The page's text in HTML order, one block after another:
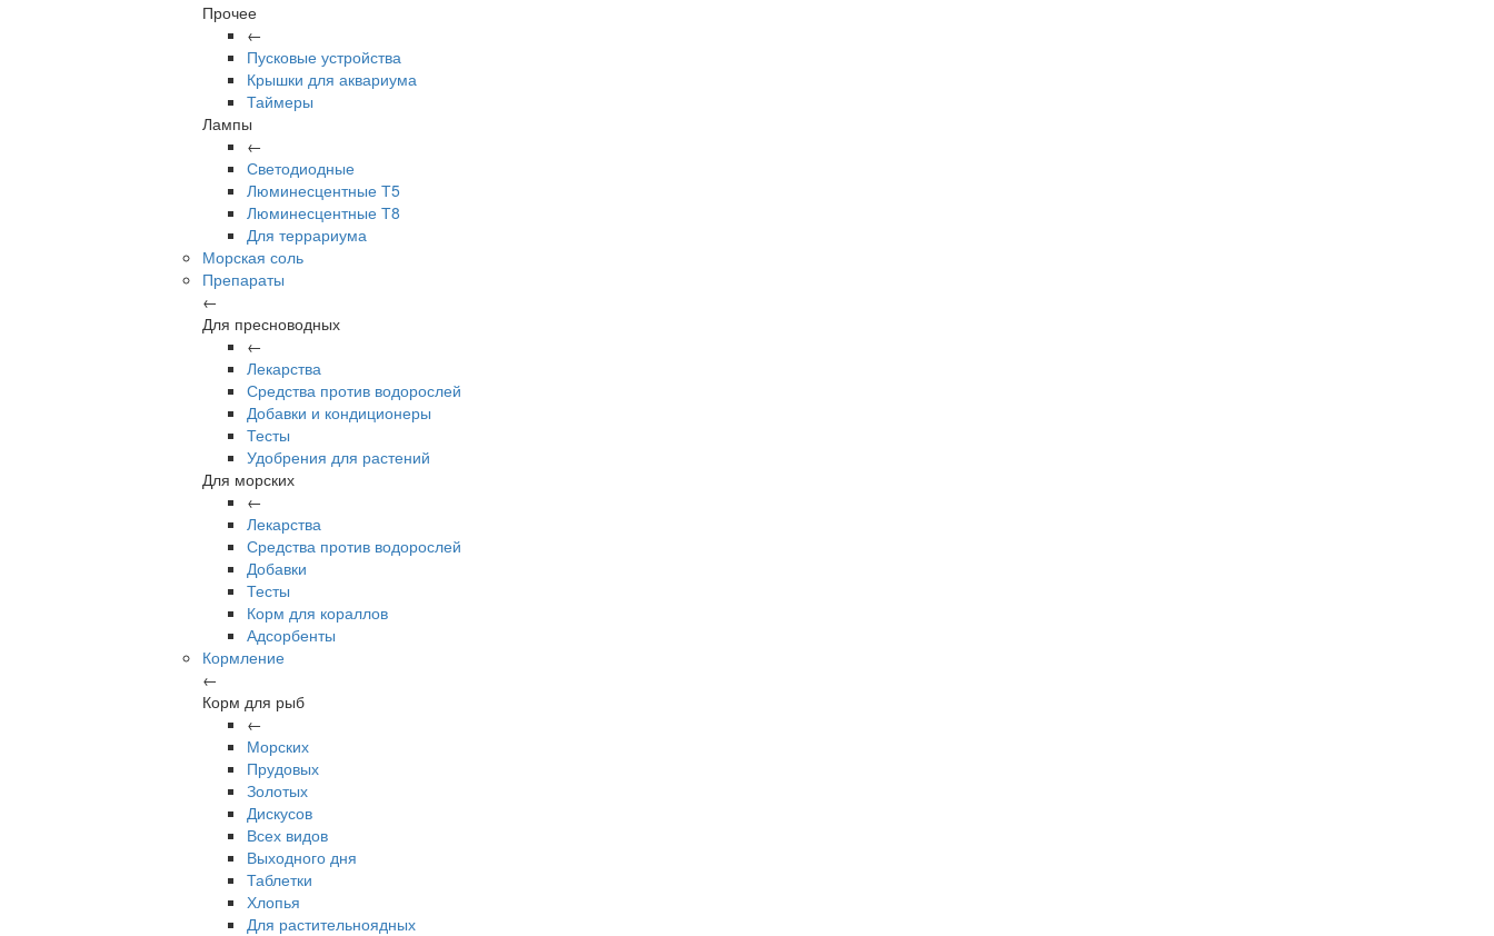
Прочее
←
Пусковые устройства
Крышки для аквариума
Таймеры
Лампы
←
Светодиодные
Люминесцентные Т5
Люминесцентные Т8
Для террариума
Морская соль
Препараты
←
Для пресноводных
←
Лекарства
Средства против водорослей
Добавки и кондиционеры
Тесты
Удобрения для растений
Для морских
←
Лекарства
Средства против водорослей
Добавки
Тесты
Корм для кораллов
Адсорбенты
Кормление
←
Корм для рыб
←
Морских
Прудовых
Золотых
Дискусов
Всех видов
Выходного дня
Таблетки
Хлопья
Для растительноядных